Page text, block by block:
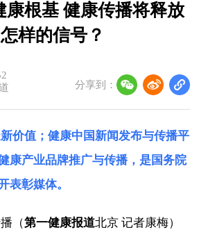
康根基 健康传播将释放
怎样的信号？
分享到：
价值；健康中国新闻发布与传播平
康产业品牌推广与传播，是国务院
表彰媒体。
（第一健康报道北京 记者康梅）